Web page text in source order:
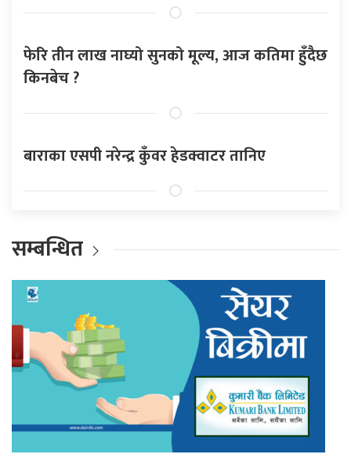
फेरि तीन लाख नाघ्यो सुनको मूल्य, आज कतिमा हुँदैछ
किनबेच ?
बाराका एसपी नरेन्द्र कुँवर हेडक्वाटर तानिए
सम्बन्धित